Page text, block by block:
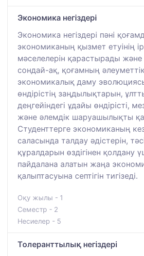
Экономика негіздері
Экономика негіздері пәні
экономиканың қызмет етуінің
мәселелерін қарастырады және
сондай-ақ, қоғамның
экономикалық даму
өндірістің заңдылықтарын,
деңгейіндегі ұдайы өндірісті,
және әлемдік шаруашылықты
Студенттерге экономиканың
саласында талдау әдістерін,
құралдарын өздігінен қолдану
пайдалана алатын жаңа
қалыптасуына септігін тигізеді.
Оқу жылы - 1
Семестр - 2
Несиелер - 5
Толеранттылық негіздері